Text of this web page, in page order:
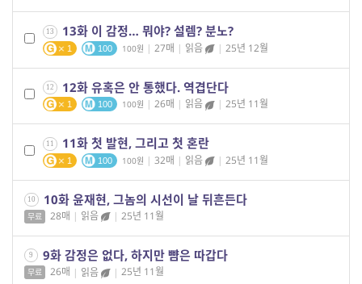
13 13화 이 감정… 뭐야? 설렘? 분노?
1 100 100 | 27매 | 읽음 | 25년 12월
12 12화 유혹은 안 통했다. 역겹단다
1 100 100 | 26매 | 읽음 | 25년 11월
11 11화 첫 발현, 그리고 첫 혼란
1 100 100 | 32매 | 읽음 | 25년 11월
10 10화 윤재현, 그놈의 시선이 날 뒤흔든다
무료 28매 | 읽음 | 25년 11월
9 9화 감정은 없다, 하지만 뺨은 따갑다
무료 26매 | 읽음 | 25년 11월